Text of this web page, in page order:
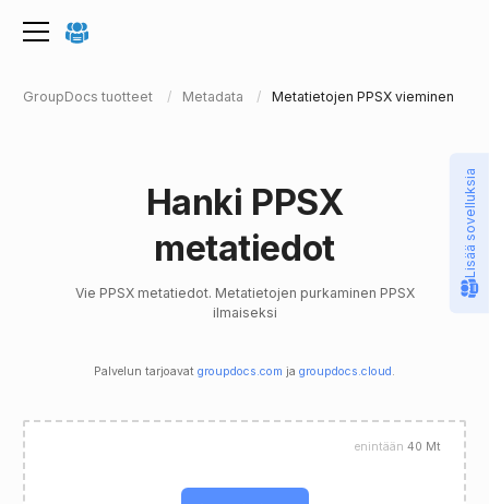
GroupDocs tuotteet Metadata Metatietojen PPSX vieminen
Hanki PPSX
metatiedot
Vie PPSX metatiedot. Metatietojen purkaminen PPSX
ilmaiseksi
Palvelun tarjoavat groupdocs.com ja groupdocs.cloud .
enintään 40 Mt
Lisää sovelluksia